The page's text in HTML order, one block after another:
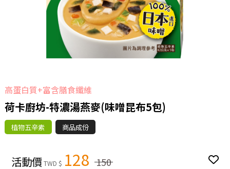
高蛋白質+富含膳食纖維
荷卡廚坊-特濃湯燕麥(味噌昆布5包)
植物五辛素 商品成份
活動價TWD $ 128 150